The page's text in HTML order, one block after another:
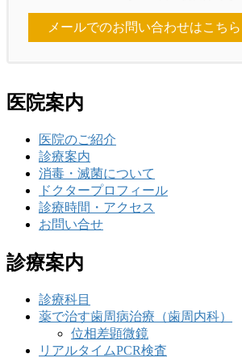
メールでのお問い合わせはこちら
医院案内
医院のご紹介
診療案内
消毒・滅菌について
ドクタープロフィール
診療時間・アクセス
お問い合せ
診療案内
診療科目
薬で治す歯周病治療（歯周内科）
位相差顕微鏡
リアルタイムPCR検査